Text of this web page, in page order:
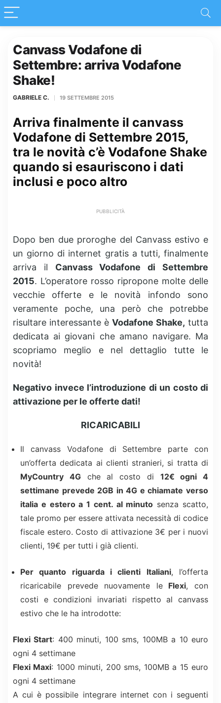
Canvass Vodafone di
Settembre: arriva Vodafone
Shake!
GABRIELE C. 19 SETTEMBRE 2015
Arriva finalmente il canvass
Vodafone di Settembre 2015,
tra le novità c’è Vodafone Shake
quando si esauriscono i dati
inclusi e poco altro
PUBBLICITÀ
Dopo ben due proroghe del Canvass estivo e
un giorno di internet gratis a tutti, finalmente
arriva il Canvass Vodafone di Settembre
2015. L’operatore rosso ripropone molte delle
vecchie offerte e le novità infondo sono
veramente poche, una però che potrebbe
risultare interessante è Vodafone Shake, tutta
dedicata ai giovani che amano navigare. Ma
scopriamo meglio e nel dettaglio tutte le
novità!
Negativo invece l’introduzione di un costo di
attivazione per le offerte dati!
RICARICABILI
Il canvass Vodafone di Settembre parte con
un’offerta dedicata ai clienti stranieri, si tratta di
MyCountry 4Gche al costo di 12€ ogni 4
settimane prevede 2GB in 4G e chiamate verso
italia e estero a 1 cent. al minuto senza scatto,
tale promo per essere attivata necessità di codice
fiscale estero. Costo di attivazione 3€ per i nuovi
clienti, 19€ per tutti i già clienti.
Per quanto riguarda i clienti Italiani, l’offerta
ricaricabile prevede nuovamente leFlexi, con
costi e condizioni invariati rispetto al canvass
estivo che le ha introdotte:
Flexi Start: 400 minuti, 100 sms, 100MB a 10 euro
ogni 4 settimane
Flexi Maxi: 1000 minuti, 200 sms, 100MB a 15 euro
ogni 4 settimane
A cui è possibile integrare internet con i seguenti